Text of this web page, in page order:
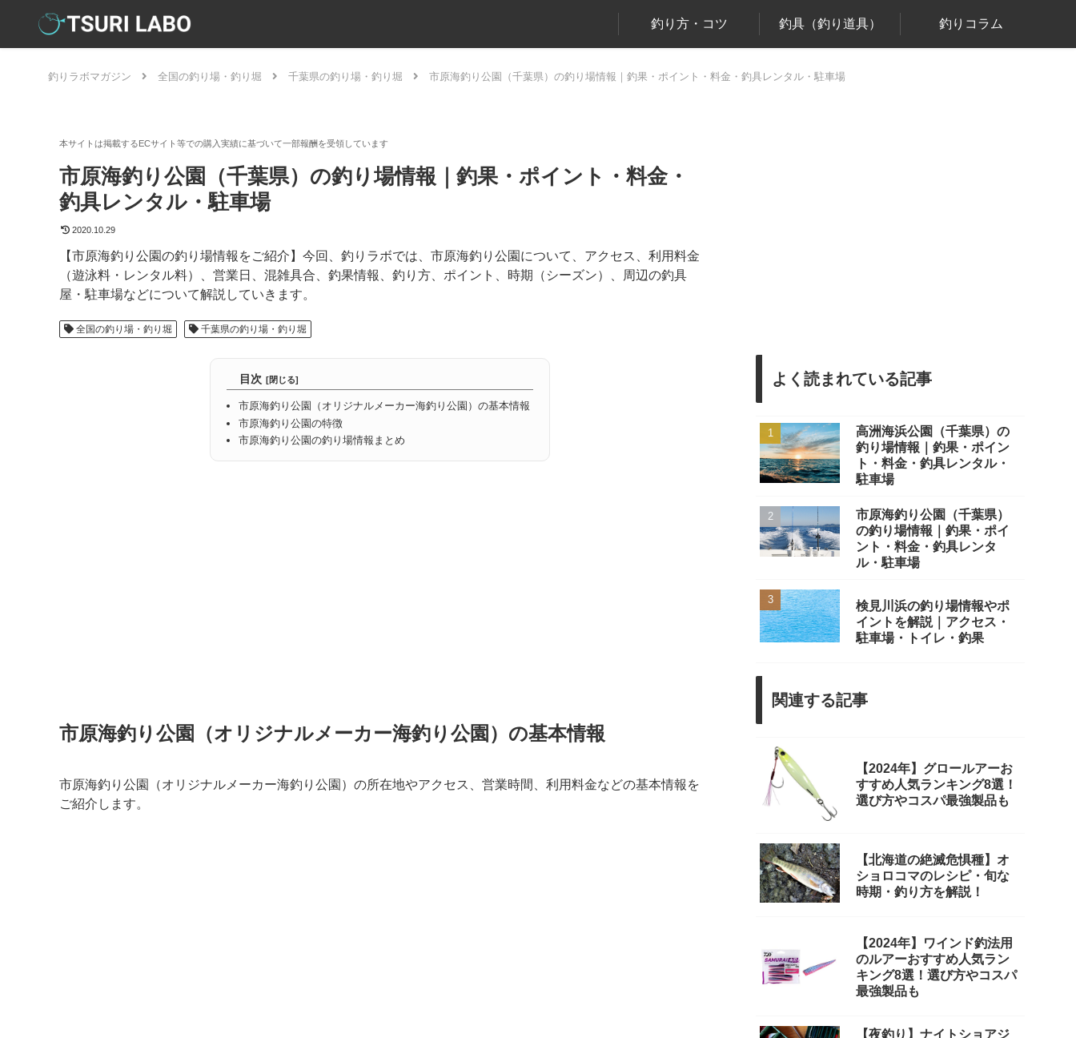
釣り方・コツ 釣具（釣り道具） 釣りコラム
釣りラボマガジン 全国の釣り場・釣り堀 千葉県の釣り場・釣り堀 市原海釣り公園（千葉県）の釣り場情報｜釣果・ポイント・料金・釣具レンタル・駐車場
市原海釣り公園（千葉県）の釣り場情報｜釣果・ポイント・料金・
釣具レンタル・駐車場
2020.10.29
【市原海釣り公園の釣り場情報をご紹介】今回、釣りラボでは、市原海釣り公園について、アクセス、利用料金
（遊泳料・レンタル料）、営業日、混雑具合、釣果情報、釣り方、ポイント、時期（シーズン）、周辺の釣具
屋・駐車場などについて解説していきます。
全国の釣り場・釣り堀 千葉県の釣り場・釣り堀
目次
市原海釣り公園（オリジナルメーカー海釣り公園）の基本情報
市原海釣り公園の特徴
市原海釣り公園の釣り場情報まとめ
市原海釣り公園（オリジナルメーカー海釣り公園）の基本情報
市原海釣り公園（オリジナルメーカー海釣り公園）の所在地やアクセス、営業時間、利用料金などの基本情報を
ご紹介します。
よく読まれている記事
高洲海浜公園（千葉県）の
釣り場情報｜釣果・ポイン
ト・料金・釣具レンタル・
駐車場
市原海釣り公園（千葉県）
の釣り場情報｜釣果・ポイ
ント・料金・釣具レンタ
ル・駐車場
検見川浜の釣り場情報やポ
イントを解説｜アクセス・
駐車場・トイレ・釣果
関連する記事
【2024年】グロールアーお
すすめ人気ランキング8選！
選び方やコスパ最強製品も
【北海道の絶滅危惧種】オ
ショロコマのレシピ・旬な
時期・釣り方を解説！
【2024年】ワインド釣法用
のルアーおすすめ人気ラン
キング8選！選び方やコスパ
最強製品も
【夜釣り】ナイトショアジ